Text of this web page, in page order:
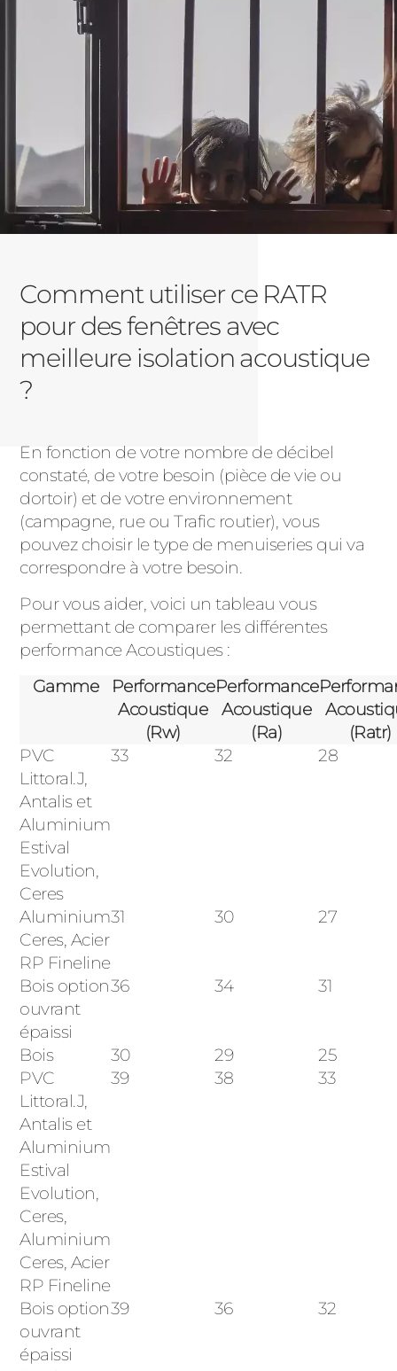
Comment utiliser ce RATR
pour des fenêtres avec
meilleure isolation acoustique
?
En fonction de votre nombre de décibel
constaté, de votre besoin (pièce de vie ou
dortoir) et de votre environnement
(campagne, rue ou Trafic routier), vous
pouvez choisir le type de menuiseries qui va
correspondre à votre besoin.
Pour vous aider, voici un tableau vous
permettant de comparer les différentes
performance Acoustiques :
Gamme
Performance
Acoustique
(Rw)
Performance
Acoustique
(Ra)
(Ratr)
PVC
Littoral.J,
Antalis et
Aluminium
Estival
Evolution,
Ceres
33 32 28
Aluminium
Ceres, Acier
RP Fineline
31 30 27
Bois option
ouvrant
épaissi
36 34 31
Bois 30 29
25
PVC
Littoral.J,
Antalis et
Aluminium
Estival
Evolution,
Ceres,
Aluminium
Ceres, Acier
RP Fineline
39 38 33
Bois option
ouvrant
épaissi
39 36 32